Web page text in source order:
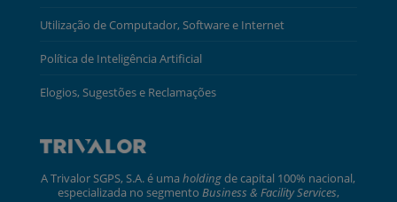
Utilização de Computador, Software e Internet
Política de Inteligência Artificial
Elogios, Sugestões e Reclamações
A Trivalor SGPS, S.A. é umaholdingde capital 100% nacional,
especializada no segmento Business & Facility Services,